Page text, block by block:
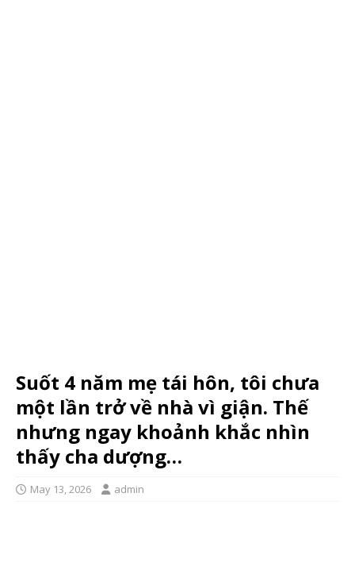
Suốt 4 năm mẹ tái hôn, tôi chưa
một lần trở về nhà vì giận. Thế
nhưng ngay khoảnh khắc nhìn
thấy cha dượng…
May 13, 2026 admin